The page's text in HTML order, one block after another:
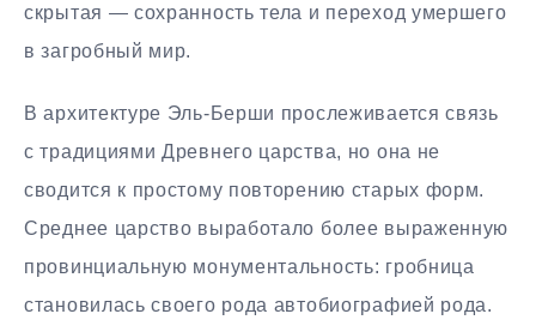
скрытая — сохранность тела и переход умершего
в загробный мир.
В архитектуре Эль-Берши прослеживается связь
с традициями Древнего царства, но она не
сводится к простому повторению старых форм.
Среднее царство выработало более выраженную
провинциальную монументальность: гробница
становилась своего рода автобиографией рода.